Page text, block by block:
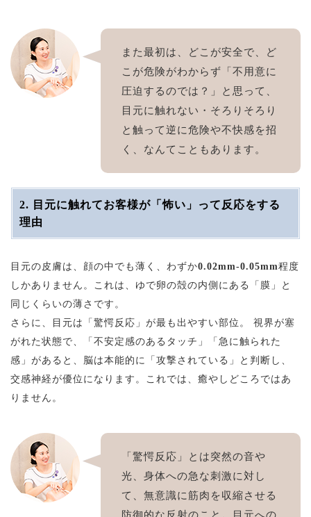
また最初は、どこが安全で、ど
こが危険がわからず「不用意に
圧迫するのでは？」と思って、
目元に触れない・そろりそろり
と触って逆に危険や不快感を招
く、なんてこともあります。
2. 目元に触れてお客様が「怖い」って反応をする
理由
目元の皮膚は、顔の中でも薄く、わずか0.02mm-0.05mm程度
しかありません。これは、ゆで卵の殻の内側にある「膜」と
同じくらいの薄さです。
さらに、目元は「驚愕反応」が最も出やすい部位。 視界が塞
がれた状態で、「不安定感のあるタッチ」「急に触られた
感」があると、脳は本能的に「攻撃されている」と判断し、
交感神経が優位になります。これでは、癒やしどころではあ
りません。
「驚愕反応」とは突然の音や
光、身体への急な刺激に対し
て、無意識に筋肉を収縮させる